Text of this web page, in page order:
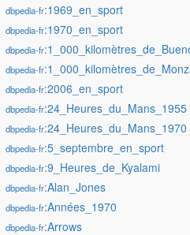
dbpedia-fr:1969_en_sport
dbpedia-fr:1970_en_sport
dbpedia-fr
dbpedia-fr
dbpedia-fr:2006_en_sport
dbpedia-fr:24_Heures_du_Mans_1955
dbpedia-fr:24_Heures_du_Mans_1970
dbpedia-fr:5_septembre_en_sport
dbpedia-fr:9_Heures_de_Kyalami
dbpedia-fr:Alan_Jones
dbpedia-fr:Années_1970
dbpedia-fr:Arrows